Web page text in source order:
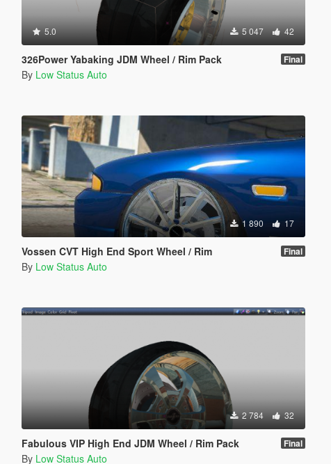
5.0 5 047 42
326Power Yabaking JDM Wheel / Rim Pack Final
By Low Status Auto
1 890 17
Vossen CVT High End Sport Wheel / Rim Final
By Low Status Auto
2 784 32
Fabulous VIP High End JDM Wheel / Rim Pack Final
By Low Status Auto